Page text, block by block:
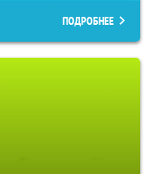
ПОДРОБНЕЕ